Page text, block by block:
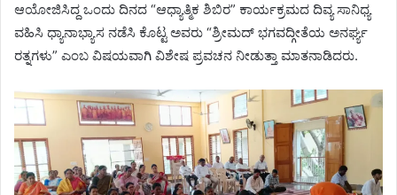
ಆಯೋಜಿಸಿದ್ದ ಒಂದು ದಿನದ “ಆಧ್ಯಾತ್ಮಿಕ ಶಿಬಿರ” ಕಾರ್ಯಕ್ರಮದ ದಿವ್ಯ ಸಾನಿಧ್ಯ
ವಹಿಸಿ ಧ್ಯಾನಾಭ್ಯಾಸ ನಡೆಸಿ ಕೊಟ್ಟ ಅವರು “ಶ್ರೀಮದ್ ಭಗವದ್ಗೀತೆಯ ಅನರ್ಘ್ಯ
ರತ್ನಗಳು” ಎಂಬ ವಿಷಯವಾಗಿ ವಿಶೇಷ ಪ್ರವಚನ ನೀಡುತ್ತಾ ಮಾತನಾಡಿದರು.